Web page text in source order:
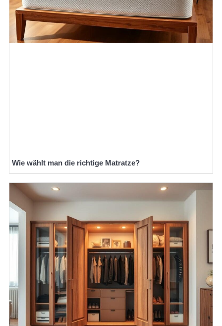
Wie wählt man die richtige Matratze?